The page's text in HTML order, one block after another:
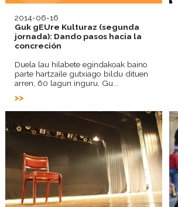
2014-06-16
Guk gEUre Kulturaz (segunda
jornada): Dando pasos hacia la
concreción
Duela lau hilabete egindakoak baino
parte hartzaile gutxiago bildu dituen
arren, 60 lagun inguru, Gu...